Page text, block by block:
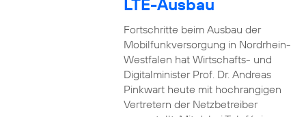
LTE-Ausbau
Fortschritte beim Ausbau der
Mobilfunkversorgung in Nordrhein-
Westfalen hat Wirtschafts- und
Digitalminister Prof. Dr. Andreas
Pinkwart heute mit hochrangigen
Vertretern der Netzbetreiber